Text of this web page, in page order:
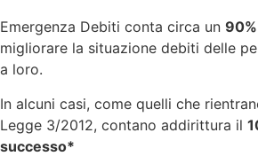
Emergenza Debiti conta circa un
migliorare la situazione debiti delle
a loro.
In alcuni casi, come quelli che
Legge 3/2012, contano addirittura il
successo*